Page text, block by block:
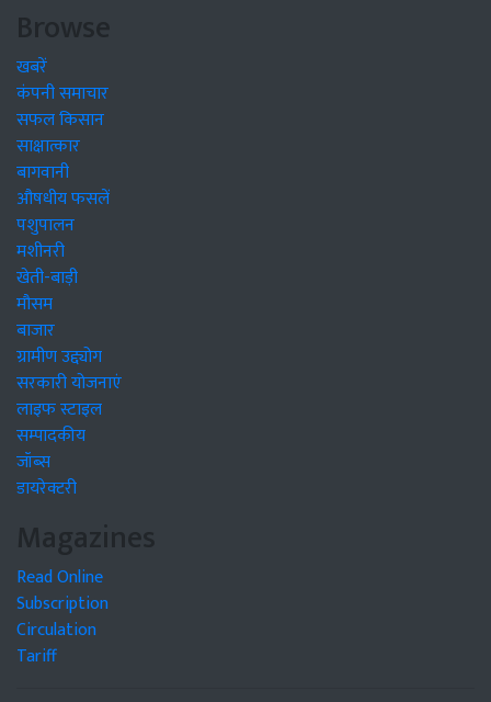
Browse
खबरें
कंपनी समाचार
सफल किसान
साक्षात्कार
बागवानी
औषधीय फसलें
पशुपालन
मशीनरी
खेती-बाड़ी
मौसम
बाजार
ग्रामीण उद्द्योग
सरकारी योजनाएं
लाइफ स्टाइल
सम्पादकीय
जॉब्स
डायरेक्टरी
Magazines
Read Online
Subscription
Circulation
Tariff